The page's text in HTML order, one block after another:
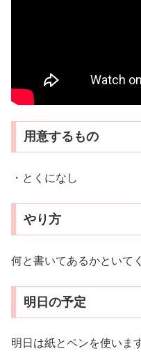
用意するもの
・とくになし
やり方
何と書いてあるかといて
明日の予定
明日は紙とペンを使いま